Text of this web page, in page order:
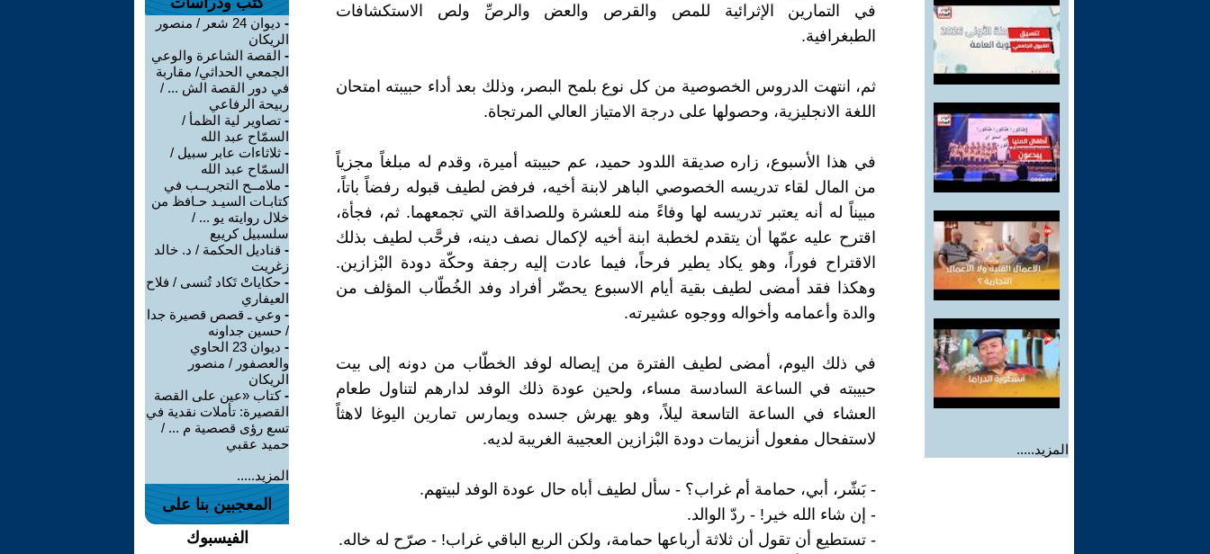
المزيد.....
في التمارين الإثرائية للمص والقرص والعض والرصِّ ولص الاستكشافات
الطبغرافية.
ثم، انتهت الدروس الخصوصية من كل نوع بلمح البصر، وذلك بعد أداء حبيبته امتحان
اللغة الانجليزية، وحصولها على درجة الامتياز العالي المرتجاة.
في هذا الأسبوع، زاره صديقة اللدود حميد، عم حبيبته أميرة، وقدم له مبلغاً مجزياً
من المال لقاء تدريسه الخصوصي الباهر لابنة أخيه، فرفض لطيف قبوله رفضاً باتاً،
مبيناً له أنه يعتبر تدريسه لها وفاءً منه للعشرة وللصداقة التي تجمعهما. ثم، فجأة،
اقترح عليه عمّها أن يتقدم لخطبة ابنة أخيه لإكمال نصف دينه، فرحَّب لطيف بذلك
الاقتراح فوراً، وهو يكاد يطير فرحاً، فيما عادت إليه رجفة وحكّة دودة البْزازين.
وهكذا فقد أمضى لطيف بقية أيام الاسبوع يحضّر أفراد وفد الخُطّاب المؤلف من
والدة وأعمامه وأخواله ووجوه عشيرته.
في ذلك اليوم، أمضى لطيف الفترة من إيصاله لوفد الخطّاب من دونه إلى بيت
حبيبته في الساعة السادسة مساء، ولحين عودة ذلك الوفد لدارهم لتناول طعام
العشاء في الساعة التاسعة ليلاً، وهو يهرش جسده ويمارس تمارين اليوغا لاهثاً
لاستفحال مفعول أنزيمات دودة البْزازين العجيبة الغريبة لديه.
- بَشّر، أبي، حمامة أم غراب؟ - سأل لطيف أباه حال عودة الوفد لبيتهم.
- إن شاء الله خير! - ردّ الوالد.
- تستطيع أن تقول أن ثلاثة أرباعها حمامة، ولكن الربع الباقي غراب! - صرّح له خاله.
-
ديوان 24 شعر / منصور
الريكان
- القصة الشاعرة والوعي
الجمعي الحداثي/ مقاربة
في دور القصة الش ... /
ربيحة الرفاعي
- تصاوير لية الظمأ /
السمّاح عبد الله
- ثلاثاءات عابر سبيل /
السمّاح عبد الله
- ملامــح التجريــب في
كتابـات السيـد حـافظ من
خلال روايته يو ... /
سلسبيل كريبع
- قناديل الحكمة / د. خالد
زغريت
- حكاياتْ تَكاد تُنسى / فلاح
العيفاري
- وعي ـ قصص قصيرة جدا
/ حسين جداونه
-
ديوان 23 الحاوي
والعصفور / منصور
الريكان
-كتاب «عين على القصة
القصيرة: تأملات نقدية في
تسع رؤى قصصية م ... /
حميد عقبي
المزيد.....
المعجبين بنا على
الفيسبوك